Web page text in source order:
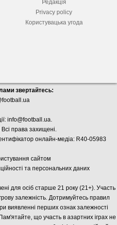
Редакція
Privacy policy
Користувацька угода
звертайтесь:
info@football.ua.
права захищені.
онлайн-медіа: R40-05983
сайтом
та персональних даних
для осіб старше 21 року (21+). Участь
залежність. Дотримуйтесь правил
виявленні перших ознак залежності
що участь в азартних іграх не